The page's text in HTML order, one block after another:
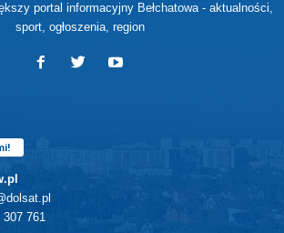
portal informacyjny Bełchatowa - aktualności,
sport, ogłoszenia, region
761